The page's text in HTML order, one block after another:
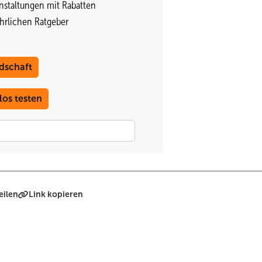
flink auf wechselnde Lasten oder Änderungen in der
gleichen Verfahren getestet.
zudem verwenden wir typische Lastgänge von Haushalten aus
und erkannt, dass die VDI 4655 mit ihren Typtagen sehr
und die Leistungselektronik belastbare Daten heraus. Das ist ein
Stromspeicher?
seinem Kunden an die Hand geben kann. In den neuen
mit Rabatten
Ratgeber
testen
Link kopieren